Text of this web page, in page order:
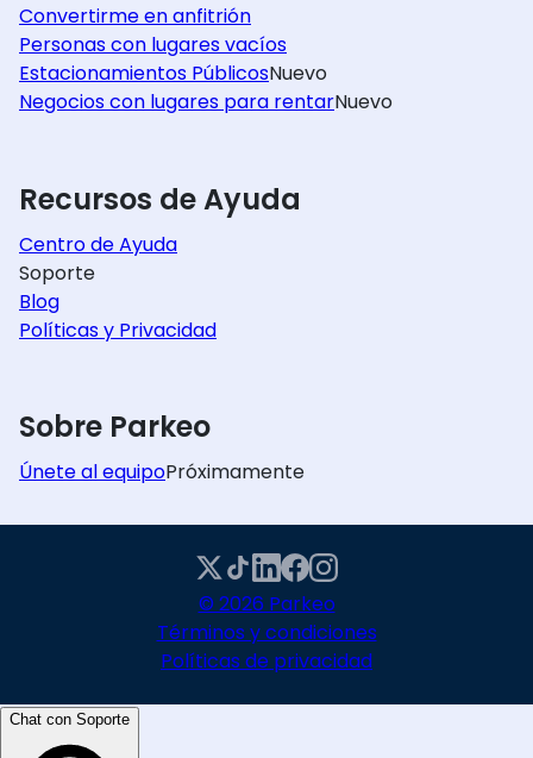
Convertirme en anfitrión
Personas con lugares vacíos
Estacionamientos PúblicosNuevo
Negocios con lugares para rentarNuevo
Recursos de Ayuda
Centro de Ayuda
Soporte
Blog
Políticas y Privacidad
Sobre Parkeo
Únete al equipoPróximamente
© 2026 Parkeo
Términos y condiciones
Políticas de privacidad
Chat con Soporte